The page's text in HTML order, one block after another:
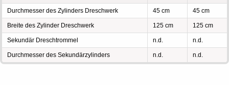
Durchmesser des Zylinders Dreschwerk 45 cm 45 cm
Breite des Zylinder Dreschwerk 125 cm 125 cm
Sekundär Dreschtrommel n.d. n.d.
Durchmesser des Sekundärzylinders n.d. n.d.